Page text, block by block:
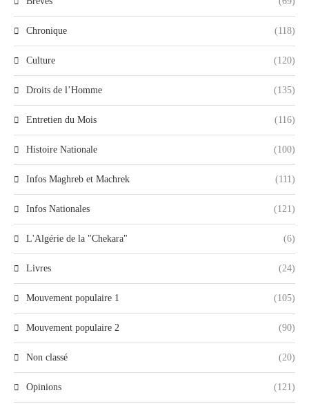
Chronique (118)
Culture (120)
Droits de l’Homme (135)
Entretien du Mois (116)
Histoire Nationale (100)
Infos Maghreb et Machrek (111)
Infos Nationales (121)
L'Algérie de la "Chekara" (6)
Livres (24)
Mouvement populaire 1 (105)
Mouvement populaire 2 (90)
Non classé (20)
Opinions (121)